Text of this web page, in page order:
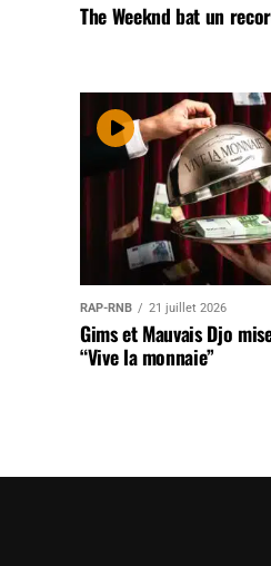
The Weeknd bat un
RAP-RNB 21 juillet 2026
Gims et Mauvais Djo
“Vive la monnaie”